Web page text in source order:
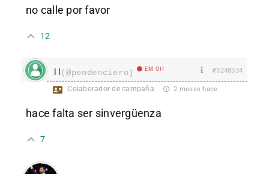
no calle por favor
12
l l(@pendenciero) EM Off #3248334
Colaborador de campaña 2 meses hace
hace falta ser sinvergüenza
7